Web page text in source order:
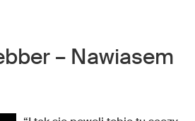
– Nawiasem